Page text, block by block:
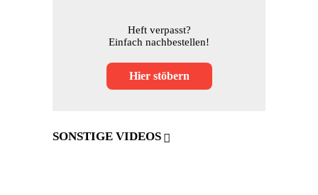
Heft verpasst?
Einfach nachbestellen!
Hier stöbern
SONSTIGE VIDEOS